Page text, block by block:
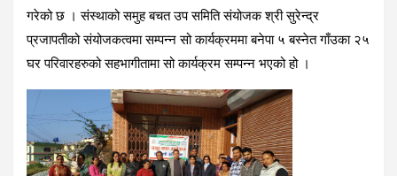
गरेको छ । संस्थाको समुह बचत उप समिति संयोजक श्री सुरेन्द्र
प्रजापतीको संयोजकत्वमा सम्पन्न सो कार्यक्रममा बनेपा ५ बस्नेत गाँउका २५
घर परिवारहरुको सहभागीतामा सो कार्यक्रम सम्पन्न भएको हो ।